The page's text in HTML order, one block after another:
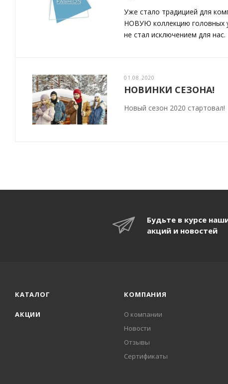
Уже стало традицией для
НОВУЮ коллекцию головных
не стал исключением для нас.
01.08.2020
НОВИНКИ СЕЗОНА!
Новый сезон 2020 стартовал!
Будьте в курсе
акций и новостей
КАТАЛОГ
АКЦИИ
КОМПАНИЯ
О компании
Новости
Отзывы
Сертификаты